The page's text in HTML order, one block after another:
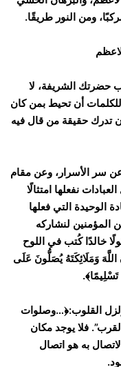
ومن النور طريقًا.
حضرتك الشريفة، لا
أن تحيط بمن كان
تدرك حقيقة من قال فيه
سر الأسرار، وعن مقام
نفعلها امتثالًا
الوحيدة التي فعلها
المؤمنين لنشاركه
خالدًا كُتب في اللوح
وَمَلَائِكَتَهُ يُصَلُّونَ عَلَى
تَسْلِيمًا﴾.
القلوب:﴿…وصلوات
فلا يوجد مكان
به هو اتصال